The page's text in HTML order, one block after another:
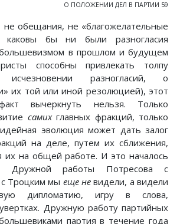
О ПОЛОЖЕНИИ ДЕЛ В ПАРТИИ 59
не обещания, не «благожелательные
бы ни были разногласия
в прошлом и будущем
способны привлекать толпу
разногласий, о
их той или иной резолюцией), этот
вычеркнуть нельзя. Только
самихглавных фракций, только
эволюция может дать залог
на деле, путем их сближения,
их на общей работе. И это началось
Дружной работы Потресова с
Троцким мы еще не видели, а видели
дипломатию, игру в слова,
Дружную работу партийных
партия в течение года